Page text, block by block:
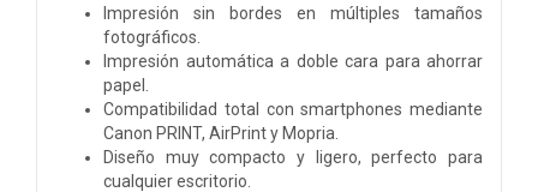
Impresión sin bordes en múltiples tamaños
fotográficos.
Impresión automática a doble cara para ahorrar
papel.
Compatibilidad total con smartphones mediante
Canon PRINT, AirPrint y Mopria.
Diseño muy compacto y ligero, perfecto para
cualquier escritorio.